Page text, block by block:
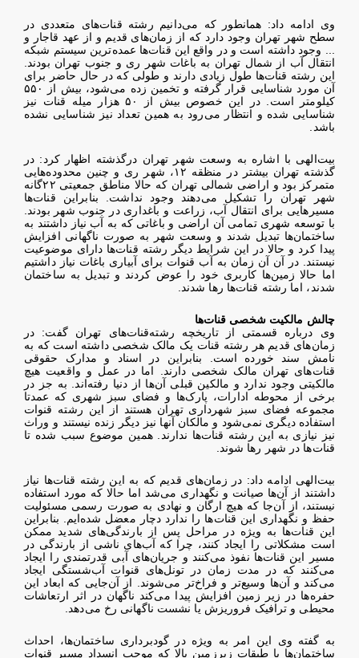
وی ادامه داد:‌ همانطور که می‌دانیم رشته قنات‌های متعددی در
سطح شهر تهران وجود دارد که از زمان‌های قدیم و از عهد قاجار و
... وجود داشته است و در واقع این قنات‌ها عمده‌ترین سیستم شبکه
انتقال آب از شمال تهران به باغات شهر ری و جنوب تهران بودند.
این رشته قنات‌ها طول زیادی دارند و طولی که در حال حاضر برای
آن مورد شناسایی قرار گرفته و تخمین زده می‌شود، بیش از ۵۵۰
کیلومتر است. در این خصوص بیش از ۵۰ هزار میله قنات نیز
شناسایی شده و انتظار می‌رود به همین تعداد نیز شناسایی نشده
باشد.
بیت‌الهی با اشاره به وسعت شهر تهران درگذشته اظهار کرد: در
گذشته تهران بیشتر در منظقه ۱۲، شهر ری و چنین محدوده‌هایی
متمرکز بود و اراضی شمالی تهران که حالا مناطق جمعیتی ۲۲گانه
شهر تهران را تشکیل می‌دهند وجود نداشت. بنابراین قنات‌ها
مسیرهایی برای انتقال آب، زراعت و باغداری در جنوب شهر بودند.
با توسعه شهری تمامی آن اراضی و باغاتی که به آب نیاز داشتند به
ساختمان‌ها تبدیل شدند و وسعت شهر به صورت ناگهانی افزایش
پیدا کرد و حالا در این شرایط دیگر رشته قنات‌ها دارای موضوعیت
نیستند. در آن آن زمان به آب قنوات برای آبیاری باغات نیاز داشتیم
اما حالا زمین‌ها کاربری خود را عوض کردند و تبدیل به ساختمان
شدند، اما رشته قنات‌ها رها شدند.
چالش مالکیت شخصی قنات‌ها
وی درباره قسمتی از تاریخچه رشته‌قنات‌های تهران گفت:‌ در
زمان‌های قدیم هر رشته قنات یک مالک شخصی داشته است که به
نامش سند خورده است. بنابراین در اسناد و مدارک حقوقی
قنات‌های تهران مالک شخصی دارند. اما در عمل و واقعیت هیچ
مالکیتی وجود ندارد و مالکین قبلی آن‌ها از دنیا رفته‌اند. به جز در
برخی از محوطه ادارات، پارک‌ها و فضای سبز شهری که عمدتا
مجموعه فضای سبز شهرداری تهران هستند از این رشته قنوات
استفاده دیگری نمی‌شود و مالکان آنها نیز دیگر زنده نیستند و وراث
نیز نیازی به این رشته قنات‌ها ندارند. همین موضوع سبب شده تا
قنات‌ها در شهر رها شوند.
بیت‌الهی ادامه داد: در زمان‌های قدیم که به این رشته‌ قنات‌ها نیاز
داشتند از آن‌ها صیانت و نگهداری می‌شد اما حالا که مورد استفاده
نیستند، از آن‌جا که هیچ ارگان و نهادی به صورت رسمی مسئولیت
حفظ و نگهداری این قنات‌ها را ندارد دچار معضل شده‌ایم. بنابراین
این قنات‌ها به ویژه در مراحل پس از بارندگی‌های شدید ممکن
است مشکلاتی را ایجاد کنند، چرا که آب‌های ناشی از بارندگی در
مسیر این قنات‌ها نفوذ می‌کنند و جریان‌های آبی قدرتمندی را ایجاد
می‌کنند که در مدت زمان در تونل‌های قنوات آب‌شستگی ایجاد
می‌کند و آن‌ها وسیع‌تر و فراخ‌تر می‌شوند. از آن‌جایی که ابعاد این
حفره‌ها در زیر زمین افزایش پیدا می‌کند ناگهان در اثر ارتعاشات
محیطی و ترافیک فروریزش یا نشست ناگهانی رخ می‌دهد.
به گفته وی این امر به ویژه در گودبرداری ساختمان‌ها، احداث
ساختمان‌ها با طبقات زیرزمین بالا که موجب انسداد مسیر قنوات